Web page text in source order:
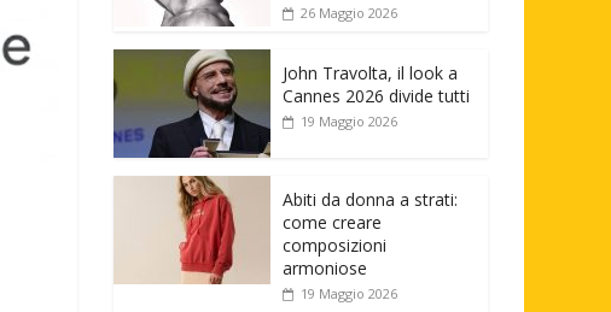
26 Maggio 2026
John Travolta, il look a
Cannes 2026 divide tutti
19 Maggio 2026
Abiti da donna a strati:
come creare
composizioni
armoniose
19 Maggio 2026